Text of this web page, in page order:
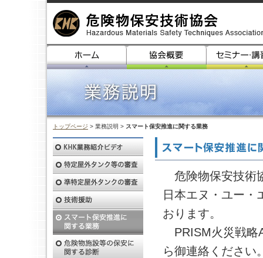
トップページ > 業務説明 > スマート保安推進に関する業務
危険物保安技術
日本エヌ・ユー・
おります。
PRISM火災戦略
ら御連絡ください